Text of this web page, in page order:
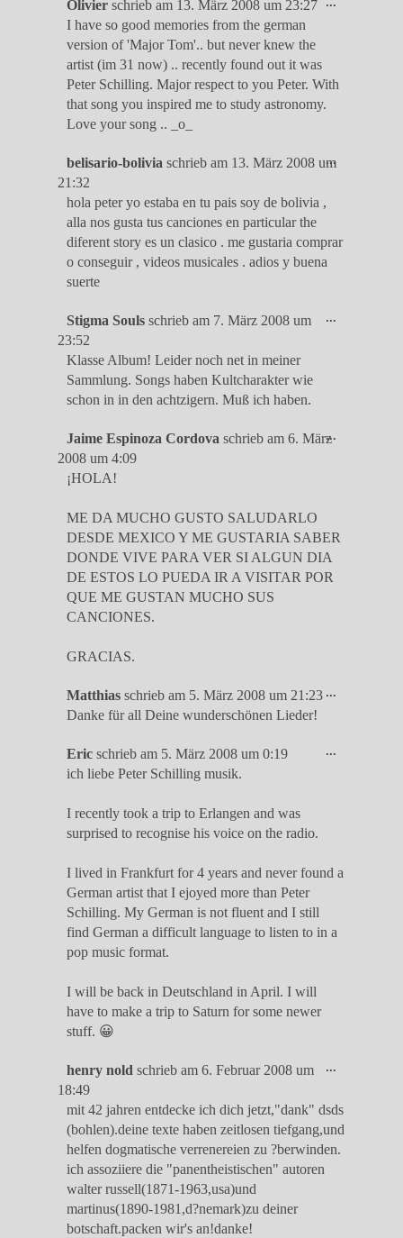
Olivierschrieb am 13. März 2008 um 23:27
I have so good memories from the german
version of 'Major Tom'.. but never knew the
artist (im 31 now) .. recently found out it was
Peter Schilling. Major respect to you Peter. With
that song you inspired me to study astronomy.
Love your song .. _o_
belisario-boliviaschrieb am 13. März 2008 um
21:32
hola peter yo estaba en tu pais soy de bolivia ,
alla nos gusta tus canciones en particular the
diferent story es un clasico . me gustaria comprar
o conseguir , videos musicales . adios y buena
suerte
...Diese
Stigma Soulsschrieb am 7. März 2008 um
23:52
Klasse Album! Leider noch net in meiner
Sammlung. Songs haben Kultcharakter wie
schon in in den achtzigern. Muß ich haben.
...Diese
Jaime Espinoza Cordovaschrieb am 6. März
2008 um 4:09
¡HOLA!
ME DA MUCHO GUSTO SALUDARLO
DESDE MEXICO Y ME GUSTARIA SABER
DONDE VIVE PARA VER SI ALGUN DIA
DE ESTOS LO PUEDA IR A VISITAR POR
QUE ME GUSTAN MUCHO SUS
CANCIONES.
GRACIAS.
...Diese
Matthiasschrieb am 5. März 2008 um 21:23
Danke für all Deine wunderschönen Lieder!
...Diese
Ericschrieb am 5. März 2008 um 0:19
ich liebe Peter Schilling musik.
I recently took a trip to Erlangen and was
surprised to recognise his voice on the radio.
I lived in Frankfurt for 4 years and never found a
German artist that I ejoyed more than Peter
Schilling. My German is not fluent and I still
find German a difficult language to listen to in a
pop music format.
I will be back in Deutschland in April. I will
have to make a trip to Saturn for some newer
stuff. 😀
...Diese
henry noldschrieb am 6. Februar 2008 um
18:49
mit 42 jahren entdecke ich dich jetzt,"dank" dsds
(bohlen).deine texte haben zeitlosen tiefgang,und
helfen dogmatische verrenereien zu ?berwinden.
ich assoziiere die "panentheistischen" autoren
walter russell(1871-1963,usa)und
martinus(1890-1981,d?nemark)zu deiner
botschaft.packen wir's an!danke!
...Diese